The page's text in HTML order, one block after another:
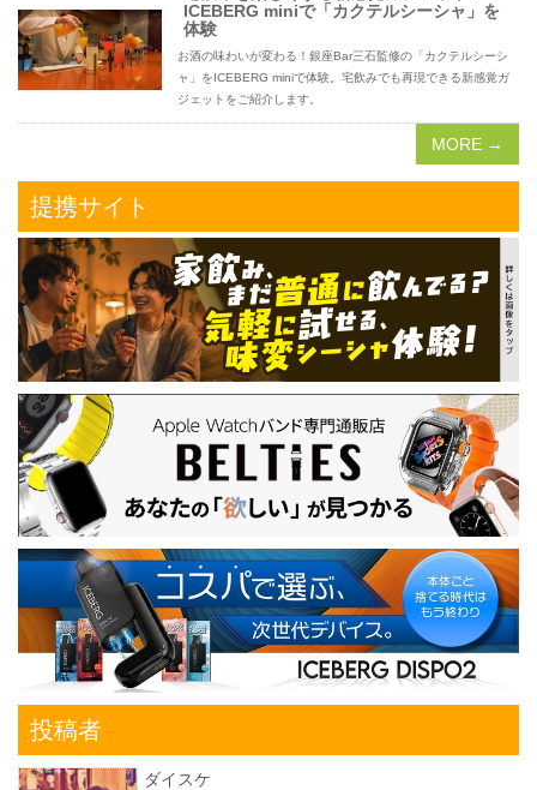
ICEBERG miniで「カクテルシーシャ」を
体験
お酒の味わいが変わる！銀座Bar三石監修の「カクテルシーシ
ャ」をICEBERG miniで体験。宅飲みでも再現できる新感覚ガ
ジェットをご紹介します。
MORE →
提携サイト
投稿者
ダイスケ